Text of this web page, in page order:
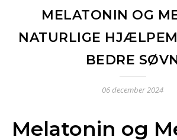
MELATONIN OG
NATURLIGE
BEDRE
06 december 2024
Melatonin og